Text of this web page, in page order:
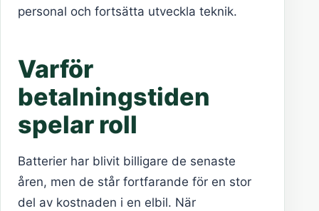
personal och fortsätta utveckla teknik.
Varför
betalningstiden
spelar roll
Batterier har blivit billigare de senaste
åren, men de står fortfarande för en stor
del av kostnaden i en elbil. När